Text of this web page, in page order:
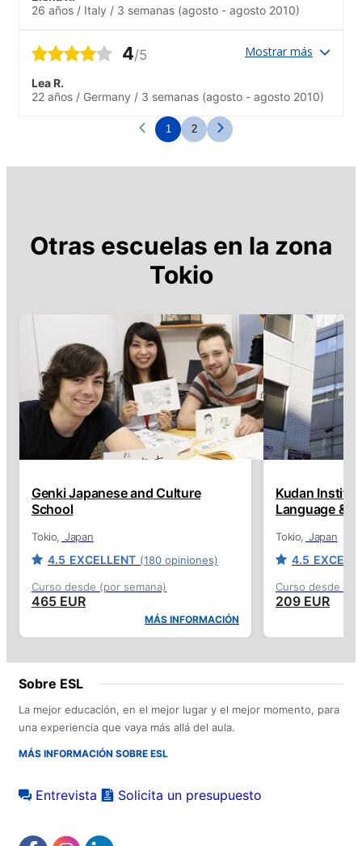
26 años / Italy / 3 semanas (agosto - agosto 2010)
4/5 Mostrar más
Lea R.
22 años / Germany / 3 semanas (agosto - agosto 2010)
1 2
Otras escuelas en la zona
Tokio
Genki Japanese and Culture
School
Tokio Japan
4.5 EXCELLENT (180 opiniones)
Curso desde (por semana)
465 EUR
MÁS INFORMACIÓN
Kudan
Language &
Tokio Japan
4.5
Curso desde
209 EUR
Sobre ESL
La mejor educación, en el mejor lugar y el mejor momento, para
una experiencia que vaya más allá del aula.
MÁS INFORMACIÓN SOBRE ESL
Entrevista Solicita un presupuesto